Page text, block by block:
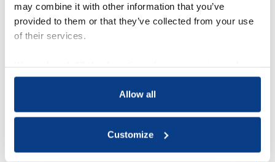
may combine it with other information that you’ve
provided to them or that they’ve collected from your use
of their services.
process your information.
Allow all
Customize
Acquisitie wordt niet op
prijs gesteld
bedoeld voor acquisitie door bedrijven of
organisaties met commerciële
contact opnemen met mw drs. G. te
Gussinklo, bestuurslid van NOBCO, via